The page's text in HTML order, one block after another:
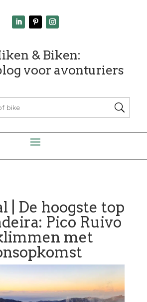
& Biken:
voor avonturiers
| De hoogste top
Pico Ruivo
met